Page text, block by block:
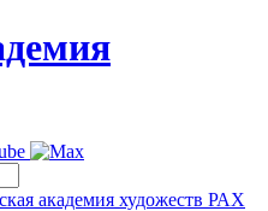
академия художеств РАХ